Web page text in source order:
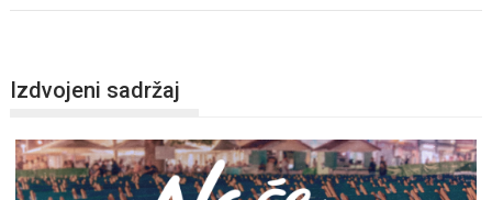
Izdvojeni sadržaj